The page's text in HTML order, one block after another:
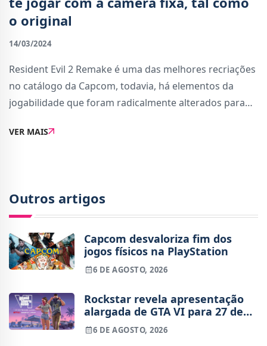
o original
14/03/2024
Resident Evil 2 Remake é uma das melhores recriações
no catálogo da Capcom, todavia, há elementos da
jogabilidade que foram radicalmente alterados para
desses elementos foi o ângulo da câmera. R
VER MAIS
Outros artigos
Capcom desvaloriza fim dos
jogos físicos na PlayStation
6 DE AGOSTO, 2026
Rockstar revela apresentação
alargada de GTA VI para 27 de
agosto
6 DE AGOSTO, 2026